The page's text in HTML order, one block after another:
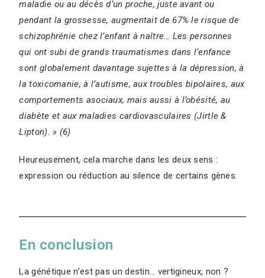
maladie ou au décès d’un proche, juste avant ou
pendant la grossesse, augmentait de 67% le risque de
schizophrénie chez l’enfant à naître… Les personnes
qui ont subi de grands traumatismes dans l’enfance
sont globalement davantage sujettes à la dépression, à
la toxicomanie, à l’autisme, aux troubles bipolaires, aux
comportements asociaux, mais aussi à l’obésité, au
diabète et aux maladies cardiovasculaires (Jirtle &
Lipton). » (6)
Heureusement, cela marche dans les deux sens :
expression ou réduction au silence de certains gènes.
En conclusion
La génétique n’est pas un destin… vertigineux, non ?